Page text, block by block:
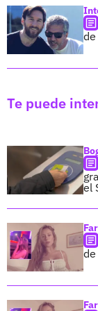
Te puede
el